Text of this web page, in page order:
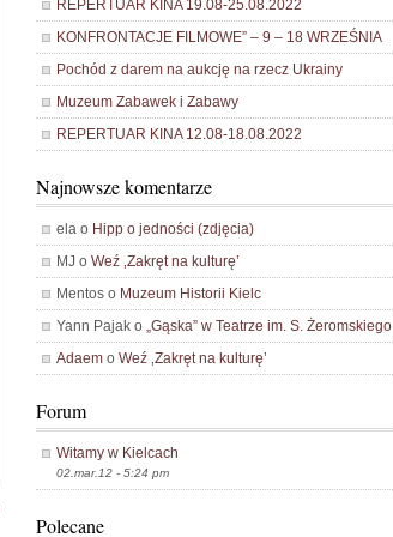
REPERTUAR KINA 19.08-25.08.2022
KONFRONTACJE FILMOWE” – 9 – 18 WRZEŚNIA
Pochód z darem na aukcję na rzecz Ukrainy
Muzeum Zabawek i Zabawy
REPERTUAR KINA 12.08-18.08.2022
Najnowsze komentarze
ela o Hipp o jedności (zdjęcia)
MJ o Weź ‚Zakręt na kulturę’
Mentos o Muzeum Historii Kielc
Yann Pajak o „Gąska” w Teatrze im. S. Żeromskiego
Adaem o Weź ‚Zakręt na kulturę’
Forum
Witamy w Kielcach
02.mar.12 - 5:24 pm
Polecane